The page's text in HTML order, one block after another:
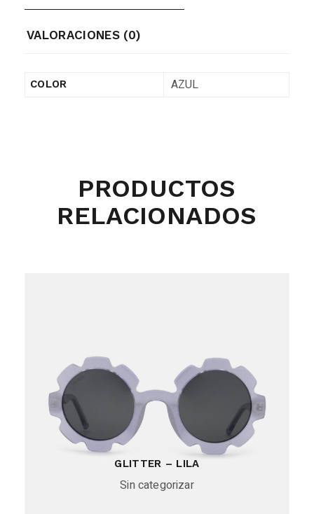
VALORACIONES (0)
COLOR AZUL
PRODUCTOS
RELACIONADOS
GLITTER – LILA
Sin categorizar